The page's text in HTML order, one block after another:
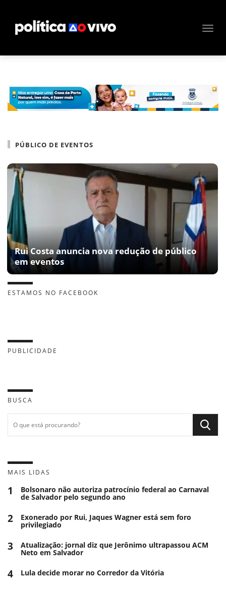
PÚBLICO DE EVENTOS
Rui Costa anuncia nova redução de público
em eventos
ESTAMOS NO FACEBOOK
PUBLICIDADE
BUSCA
MAIS LIDAS
1 Bolsonaro não autoriza patrocínio federal ao Carnaval
de Salvador pelo segundo ano
2 Exonerado por Rui, Jaques Wagner está sem foro
privilegiado
3 Atualização: jornal diz que Jerônimo ultrapassou ACM
Neto em Salvador
4 Lula decide morar no Corredor da Vitória